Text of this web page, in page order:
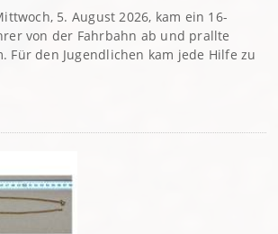
5. August 2026, kam ein 16-
von der Fahrbahn ab und prallte
Für den Jugendlichen kam jede Hilfe zu